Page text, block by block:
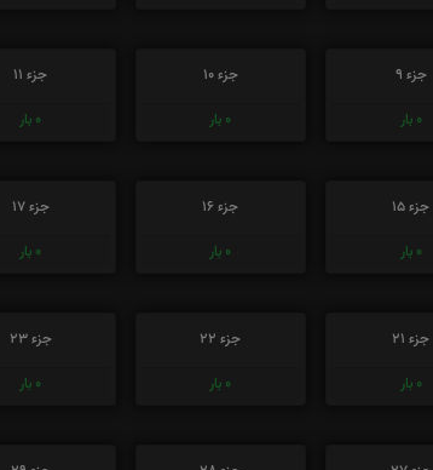
جزء 9
0 بار
جزء 10
0 بار
جزء 11
0 بار
جزء 15
0 بار
جزء 16
0 بار
جزء 17
0 بار
جزء 21
0 بار
جزء 22
0 بار
جزء 23
0 بار